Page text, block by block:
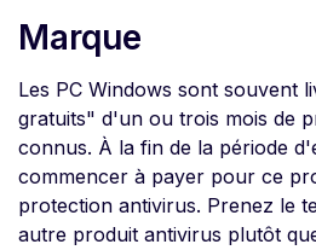
Marque
Les PC Windows sont souvent
gratuits" d'un ou trois mois de
connus. À la fin de la période
commencer à payer pour ce
protection antivirus. Prenez le
autre produit antivirus plutôt